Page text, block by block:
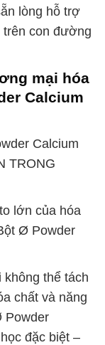
lòng hỗ trợ
trên con đường
mại hóa
Calcium
Calcium
TRONG
lớn của hóa
Ø Powder
thể tách
chất và năng
Powder
đặc biệt –